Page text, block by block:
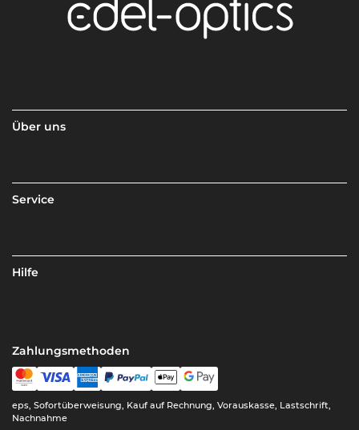
Über uns
Service
Hilfe
Zahlungsmethoden
eps, Sofortüberweisung, Kauf auf Rechnung, Vorauskasse, Lastschrift,
Nachnahme